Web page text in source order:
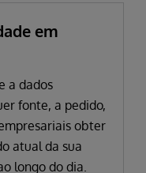
em
a dados
fonte, a pedido,
obter
atual da sua
longo do dia.